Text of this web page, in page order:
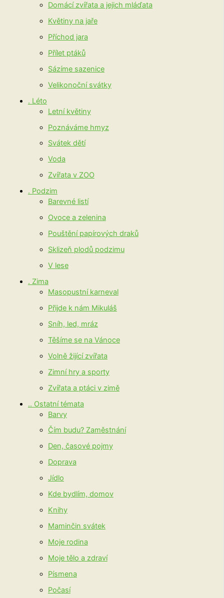
Domácí zvířata a jejich mláďata
Květiny na jaře
Příchod jara
Přílet ptáků
Sázíme sazenice
Velikonoční svátky
. Léto
Letní květiny
Poznáváme hmyz
Svátek dětí
Voda
Zvířata v ZOO
. Podzim
Barevné listí
Ovoce a zelenina
Pouštění papírových draků
Sklizeň plodů podzimu
V lese
. Zima
Masopustní karneval
Přijde k nám Mikuláš
Sníh, led, mráz
Těšíme se na Vánoce
Volně žijící zvířata
Zimní hry a sporty
Zvířata a ptáci v zimě
.. Ostatní témata
Barvy
Čím budu? Zaměstnání
Den, časové pojmy
Doprava
Jídlo
Kde bydlím, domov
Knihy
Maminčin svátek
Moje rodina
Moje tělo a zdraví
Písmena
Počasí